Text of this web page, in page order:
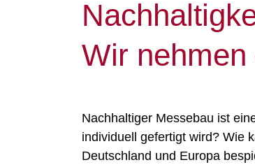
Wir
Nachhaltiger Messebau ist
individuell gefertigt wird? Wie
Deutschland und Europa